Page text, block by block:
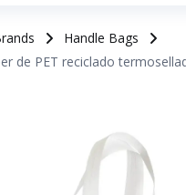
Handle Bags
de PET reciclado